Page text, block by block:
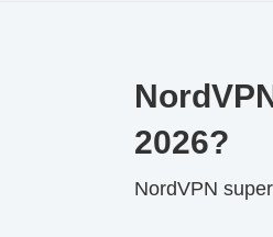
2026?
NordVPN